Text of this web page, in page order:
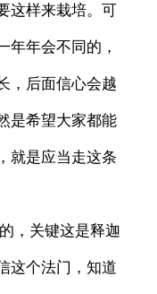
这样来栽培。可
年年会不同的，
，后面信心会越
是希望大家都能
就是应当走这条
，关键这是释迦
这个法门，知道